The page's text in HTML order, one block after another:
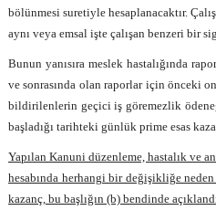
bölünmesi suretiyle hesaplanacaktır.
aynı veya emsal işte çalışan benzeri bir
Bunun yanısıra meslek hastalığında
ve sonrasında olan raporlar için önceki
bildirilenlerin geçici iş göremezlik
başladığı tarihteki günlük prime esas
Yapılan Kanuni düzenleme, hastalık ve
hesabında herhangi bir değişikliğe
kazanç, bu başlığın (b) bendinde